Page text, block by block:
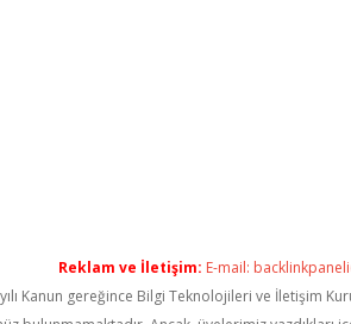
Reklam ve İletişim: E-mail:
Kanun gereğince Bilgi Teknolojileri ve İletişim